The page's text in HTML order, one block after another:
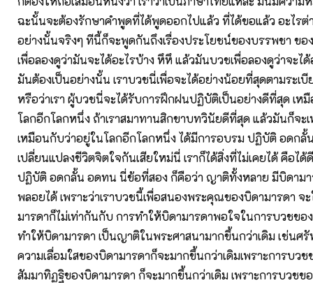
ฉะนั้นจะต้องรักษาคำพูดที่ได้พูดออกไปแล้ว ที่ได้ขอแล้ว อะไรต่
อย่างนั้นจริงๆ ทีนี้ก็จะพูดกันถึงเรื่องประโยชน์ของบรรพชา ขอ
เพื่อลองดูว่ามันจะได้อะไรบ้าง หึหึ แล้วมันบวชเพื่อลองดูว่าจะไ
มันต้องเป็นอย่างนั้น เราบวชนี่เพื่อจะได้อย่างน้อยที่สุดตามระเ
หรือว่าเรา ผู้บวชนี่จะได้รับการฝึกฝนปฏิบัติเป็นอย่างดีที่สุด เห
โลกอีกโลกหนึ่ง ถ้าเราสมาทานสิกขาบทวินัยดีที่สุด แล้วมันก็จะ
เหมือนกับว่าอยู่ในโลกอีกโลกหนึ่ง ได้มีการอบรม ปฏิบัติ อดกลั้
เปลี่ยนแปลงชีวิตจิตใจกันเสียใหม่นี่ เราก็ได้สิ่งที่ไม่เคยได้ คือไ
ปฏิบัติ อดกลั้น อดทน นี่ข้อที่สอง ก็คือว่า ญาติทั้งหลาย มีบิดามา
พลอยได้ เพราะว่าเราบวชนี้เพื่อสนองพระคุณของบิดามารดา จ
มารดาก็ไม่เท่ากันกับ การทำให้บิดามารดาพอใจในการบวชของ
ทำให้บิดามารดา เป็นญาติในพระศาสนามากขึ้นกว่าเดิม เช่นศรั
ความเลื่อมใสของบิดามารดาก็จะมากขึ้นกว่าเดิมเพราะการบวช
สัมมาทิฏฐิของบิดามารดา ก็จะมากขึ้นกว่าเดิม เพราะการบวชข